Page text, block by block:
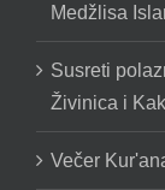
Medžlisa
Susreti
Živinica i
Večer